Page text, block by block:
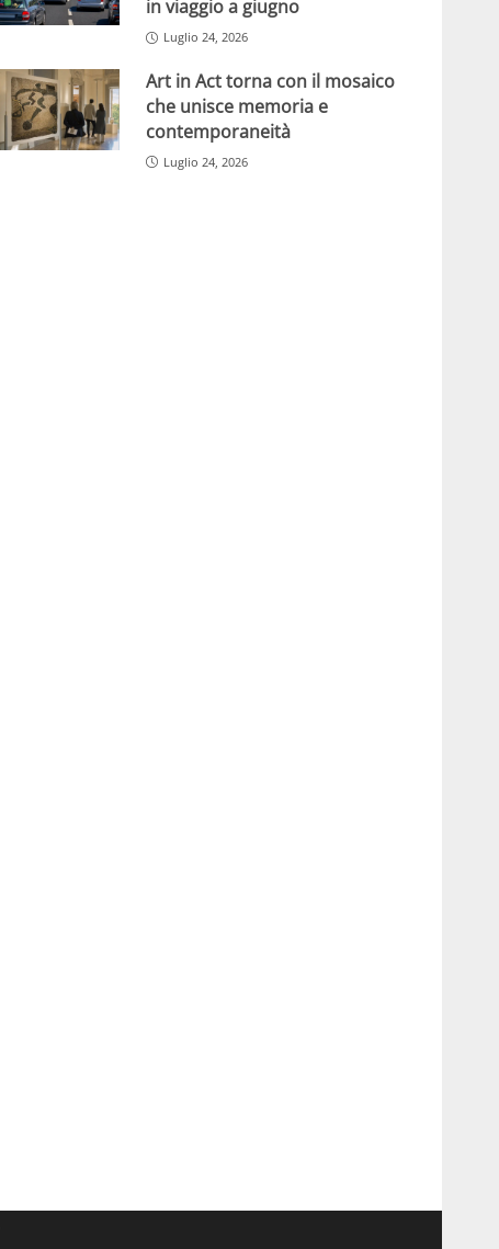
in viaggio a giugno
Luglio 24, 2026
Art in Act torna con il mosaico
che unisce memoria e
contemporaneità
Luglio 24, 2026